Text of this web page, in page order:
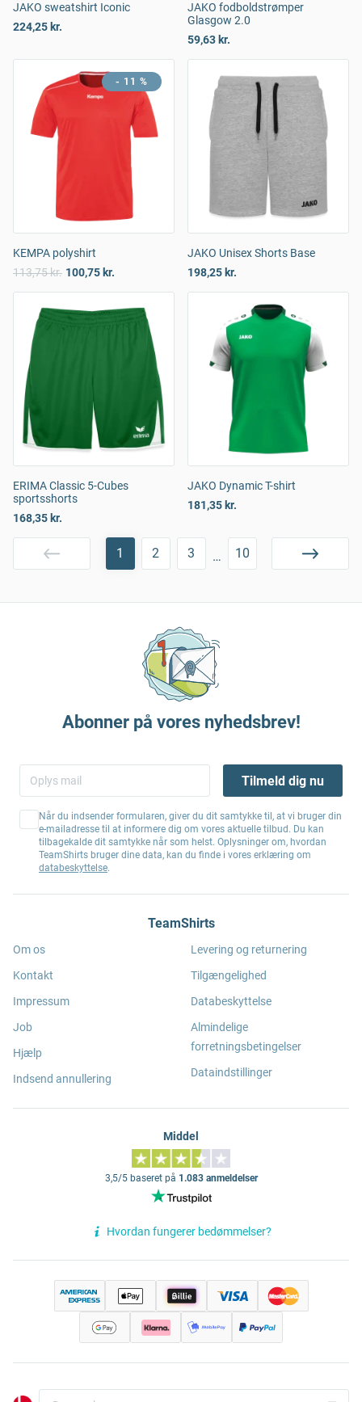
JAKO sweatshirt Iconic
224,25 kr.
JAKO fodboldstrømper
Glasgow 2.0
59,63 kr.
- 11 %
KEMPA polyshirt
113,75 kr. 100,75 kr.
JAKO Unisex Shorts Base
198,25 kr.
ERIMA Classic 5-Cubes
sportsshorts
168,35 kr.
JAKO Dynamic T-shirt
181,35 kr.
1 2 3 … 10
Abonner på vores nyhedsbrev!
Tilmeld dig nu
Når du indsender formularen, giver du dit samtykke til, at vi bruger din
e-mailadresse til at informere dig om vores aktuelle tilbud. Du kan
tilbagekalde dit samtykke når som helst. Oplysninger om, hvordan
TeamShirts bruger dine data, kan du finde i vores erklæring om
databeskyttelse.
TeamShirts
Om os
Kontakt
Impressum
Job
Hjælp
Indsend annullering
Levering og returnering
Tilgængelighed
Databeskyttelse
Almindelige
forretningsbetingelser
Dataindstillinger
Middel
3,5/5 baseret på 1.083 anmeldelser
Hvordan fungerer bedømmelser?